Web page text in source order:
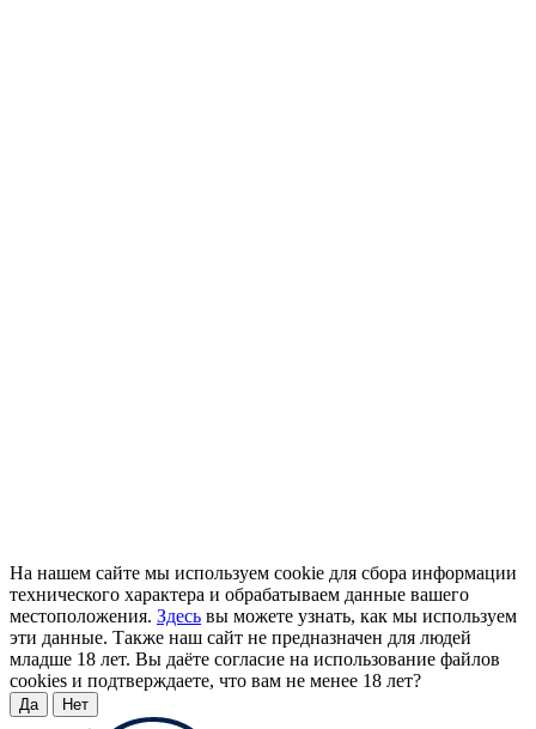
На нашем сайте мы используем cookie для сбора информации
технического характера и обрабатываем данные вашего
местоположения. Здесь вы можете узнать, как мы используем
эти данные. Также наш сайт не предназначен для людей
младше 18 лет. Вы даёте согласие на использование файлов
cookies и подтверждаете, что вам не менее 18 лет?
Да Нет